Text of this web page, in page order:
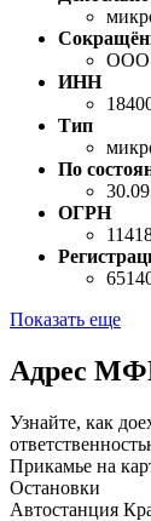
ООО
ИНН
Тип
По
ОГРН
Показать еще
Адрес
Узнайте, как
Прикамье на
Остановки
Автостанция